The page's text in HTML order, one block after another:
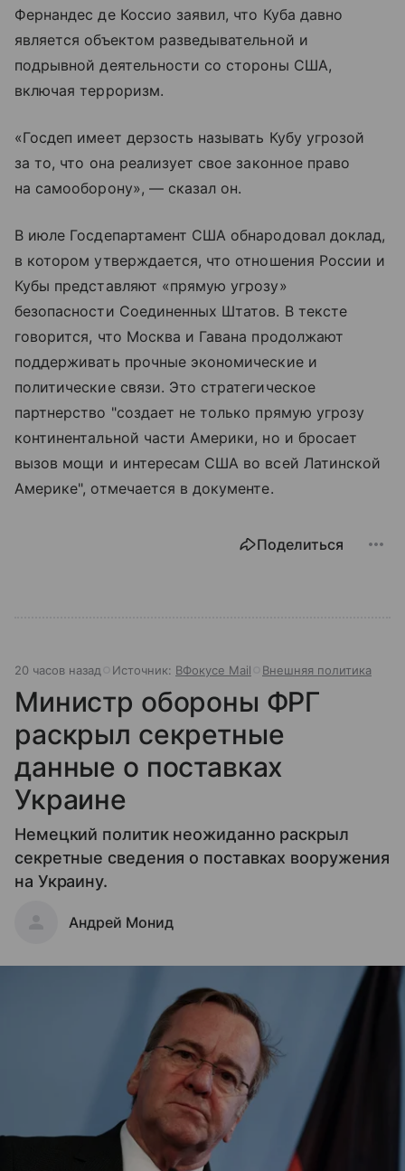
Фернандес де Коссио заявил, что Куба давно
является объектом разведывательной и
подрывной деятельности со стороны США,
включая терроризм.
«Госдеп имеет дерзость называть Кубу угрозой
за то, что она реализует свое законное право
на самооборону», — сказал он.
В июле Госдепартамент США обнародовал доклад,
в котором утверждается, что отношения России и
Кубы представляют «прямую угрозу»
безопасности Соединенных Штатов. В тексте
говорится, что Москва и Гавана продолжают
поддерживать прочные экономические и
политические связи. Это стратегическое
партнерство "создает не только прямую угрозу
континентальной части Америки, но и бросает
вызов мощи и интересам США во всей Латинской
Америке", отмечается в документе.
Поделиться
20 часов назад Источник: ВФокусе Mail Внешняя политика
Министр обороны ФРГ
раскрыл секретные
данные о поставках
Украине
Немецкий политик неожиданно раскрыл
секретные сведения о поставках вооружения
на Украину.
Андрей Монид